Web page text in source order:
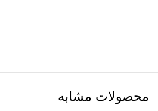
محصولات مشابه